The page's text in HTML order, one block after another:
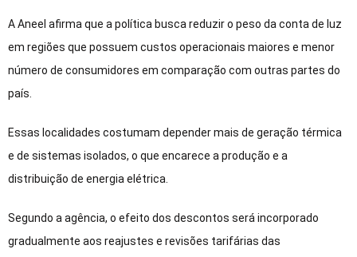
A Aneel afirma que a política busca reduzir o peso da conta de luz
em regiões que possuem custos operacionais maiores e menor
número de consumidores em comparação com outras partes do
país.
Essas localidades costumam depender mais de geração térmica
e de sistemas isolados, o que encarece a produção e a
distribuição de energia elétrica.
Segundo a agência, o efeito dos descontos será incorporado
gradualmente aos reajustes e revisões tarifárias das